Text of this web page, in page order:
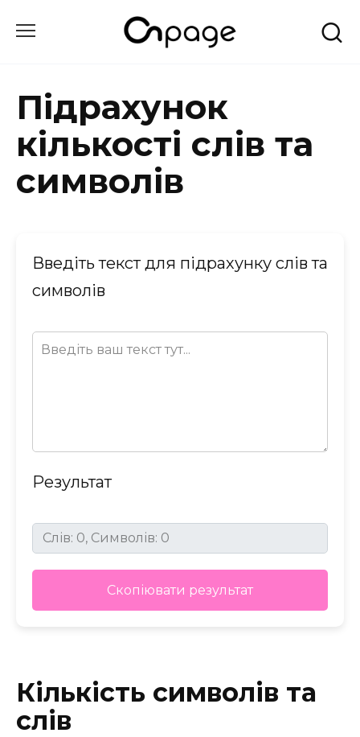
до
Підрахунок
кількості слів та
символів
Введіть текст для підрахунку слів та
символів
Результат
Скопіювати результат
Кількість символів та
слів